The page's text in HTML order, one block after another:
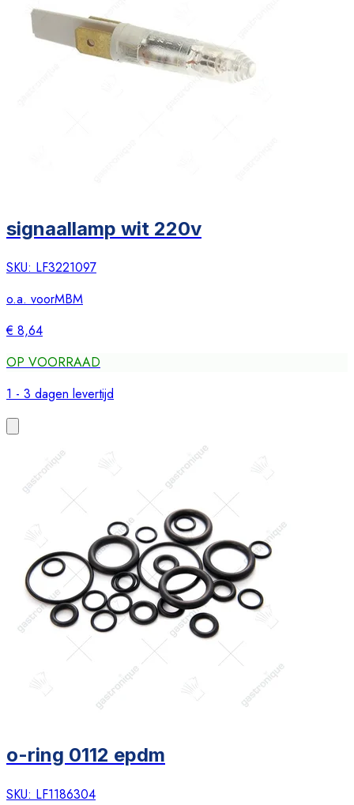
signaallamp wit 220v
SKU: LF3221097
o.a. voorMBM
€ 8,64
OP VOORRAAD
1 - 3 dagen levertijd
o-ring 0112 epdm
SKU: LF1186304